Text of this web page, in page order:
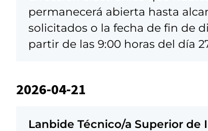
permanecerá abierta hasta
solicitados o la fecha de fin de
partir de las 9:00 horas del día
2026-04-21
Lanbide Técnico/a Superior